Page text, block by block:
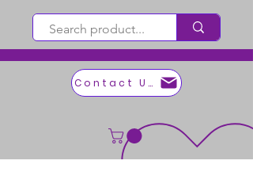
Contact Us